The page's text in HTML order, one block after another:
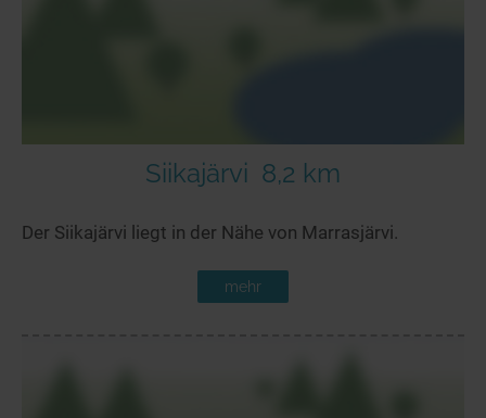
Siikajärvi 8,2 km
Der Siikajärvi liegt in der Nähe von Marrasjärvi.
mehr